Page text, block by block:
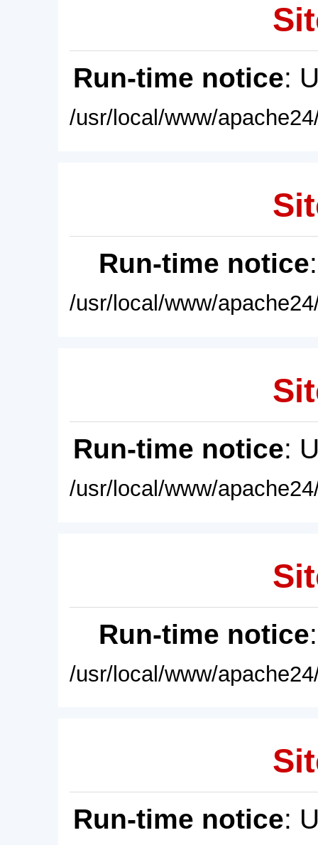
Run-time notice:
/usr/local/www/
Run-time notice
/usr/local/www/
Run-time notice:
/usr/local/www/
Run-time notice
/usr/local/www/
Run-time notice: